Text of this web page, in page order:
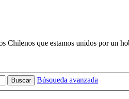
Chilenos que estamos unidos por un
Buscar Búsqueda avanzada